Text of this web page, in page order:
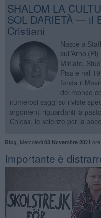
SHALOM LA
SOLIDARIETÀ — il
Cristiani
Nasce a
sull’Arno
Miniato.
Pisa e nel
fonda il
del mondo
numerosi saggi su riviste
argomenti riguardanti la
Chiesa, le scienze per la
Blog Mercoledì 03 Novembre 2021
Importante è